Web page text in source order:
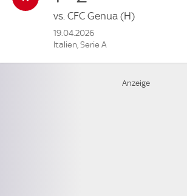
vs. CFC Genua (H)
19.04.2026
Italien, Serie A